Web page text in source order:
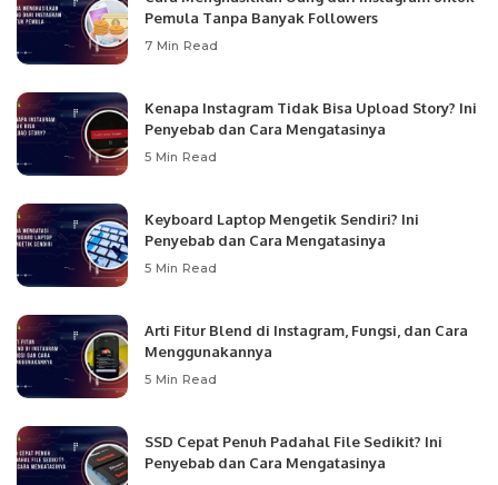
Pemula Tanpa Banyak Followers
7 Min Read
Kenapa Instagram Tidak Bisa Upload Story? Ini
Penyebab dan Cara Mengatasinya
5 Min Read
Keyboard Laptop Mengetik Sendiri? Ini
Penyebab dan Cara Mengatasinya
5 Min Read
Arti Fitur Blend di Instagram, Fungsi, dan Cara
Menggunakannya
5 Min Read
SSD Cepat Penuh Padahal File Sedikit? Ini
Penyebab dan Cara Mengatasinya